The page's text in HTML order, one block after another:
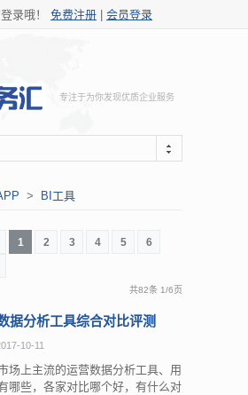
录哦！ 免费注册 会员登录
专注于为你发现优质企业服务
> BI工具
1 2 3 4 5
6
共82条 1/6页
据分析工具综合对比评测
10-11
场上主流的运营数据分析工具、用
哪些，各家对比哪个好，有什么对